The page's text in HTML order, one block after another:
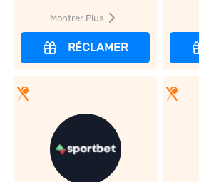
Montrer Plus
RÉCLAMER